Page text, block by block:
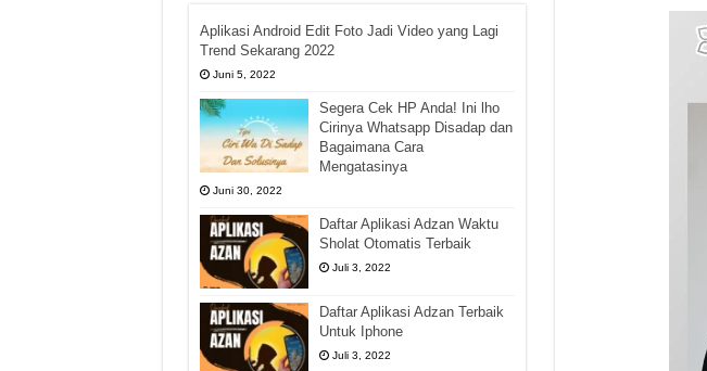
Aplikasi Android Edit Foto Jadi Video yang Lagi
Trend Sekarang 2022
Juni 5, 2022
Segera Cek HP Anda! Ini lho
Cirinya Whatsapp Disadap dan
Bagaimana Cara
Mengatasinya
Juni 30, 2022
Daftar Aplikasi Adzan Waktu
Sholat Otomatis Terbaik
Juli 3, 2022
Daftar Aplikasi Adzan Terbaik
Untuk Iphone
Juli 3, 2022